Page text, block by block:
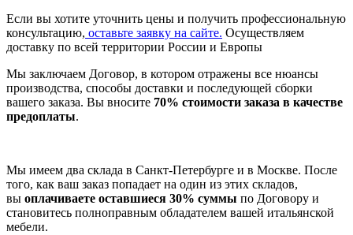
Если вы хотите уточнить цены и получить профессиональную
консультацию, оставьте заявку на сайте. Осуществляем
доставку по всей территории России и Европы
Мы заключаем Договор, в котором отражены все нюансы
производства, способы доставки и последующей сборки
вашего заказа. Вы вносите 70% стоимости заказа в качестве
предоплаты.
Мы имеем два склада в Санкт-Петербурге и в Москве. После
того, как ваш заказ попадает на один из этих складов,
вы оплачиваете оставшиеся 30% суммы по Договору и
становитесь полноправным обладателем вашей итальянской
мебели.